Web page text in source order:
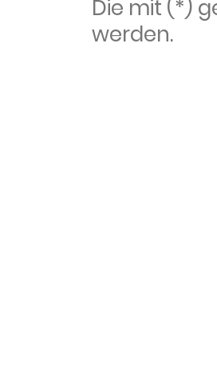
Die mit (*)
werden.